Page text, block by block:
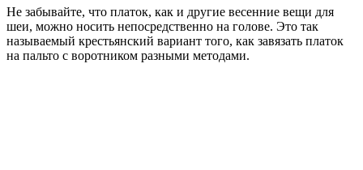
Не забывайте, что платок, как и другие весенние вещи для
шеи, можно носить непосредственно на голове. Это так
называемый крестьянский вариант того, как завязать платок
на пальто с воротником разными методами.